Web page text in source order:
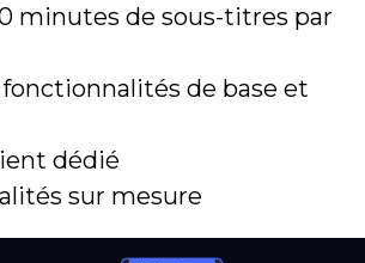
minutes de sous-titres par
de base et
dédié
sur mesure